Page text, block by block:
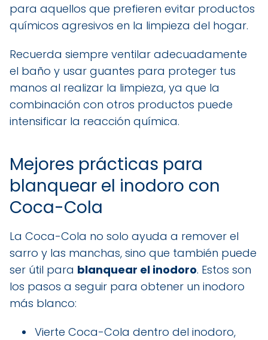
para aquellos que prefieren evitar productos
químicos agresivos en la limpieza del hogar.
Recuerda siempre ventilar adecuadamente
el baño y usar guantes para proteger tus
manos al realizar la limpieza, ya que la
combinación con otros productos puede
intensificar la reacción química.
Mejores prácticas para
blanquear el inodoro con
Coca-Cola
La Coca-Cola no solo ayuda a remover el
sarro y las manchas, sino que también puede
ser útil para blanquear el inodoro. Estos son
los pasos a seguir para obtener un inodoro
más blanco:
Vierte Coca-Cola dentro del inodoro,